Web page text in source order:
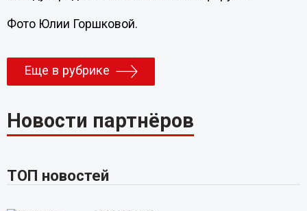
Фото Юлии Горшковой.
Еще в рубрике
Новости партнёров
ТОП новостей